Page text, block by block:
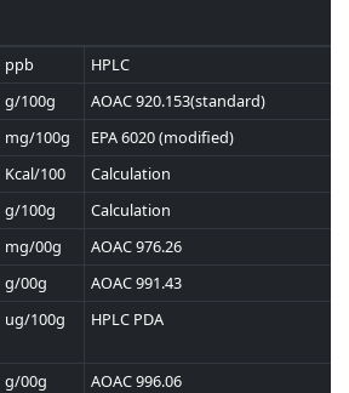
ppb
HPLC
g/100g
AOAC 920.153(standard)
mg/100g
EPA 6020 (modified)
Kcal/100
Calculation
g/100g
Calculation
mg/00g
AOAC 976.26
g/00g
AOAC 991.43
ug/100g HPLC PDA
g/00g AOAC 996.06